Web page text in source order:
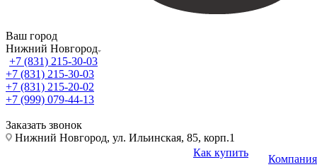
Ваш город
Нижний Новгород
+7 (831) 215-30-03
+7 (831) 215-30-03
+7 (831) 215-20-02
+7 (999) 079-44-13
Заказать звонок
Нижний Новгород, ул. Ильинская, 85, корп.1
Как купить
Компания